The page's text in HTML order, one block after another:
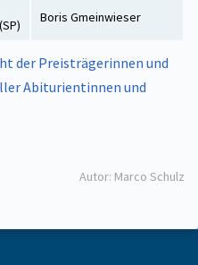
Boris Gmeinwieser
der Preisträgerinnen und
Abiturientinnen und
Autor: Marco Schulz